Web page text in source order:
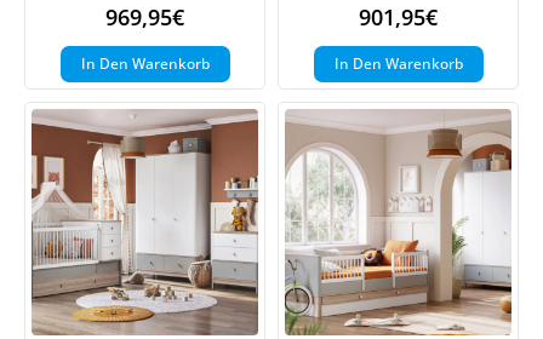
969,95€
In Den Warenkorb
901,95€
In Den Warenkorb